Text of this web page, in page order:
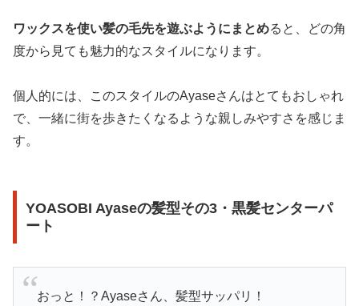
ワックスを使い髪の毛先を遊ぶようにまとめると、どの角
度から見ても魅力的なスタイルになります。
個人的には、このスタイルのAyaseさんはとてもおしゃれ
で、一緒に街を歩きたくなるような親しみやすさを感じま
す。
YOASOBI Ayaseの髪型その3・黒髪センターパ
ート
おっと！？Ayaseさん、髪型サッパリ！